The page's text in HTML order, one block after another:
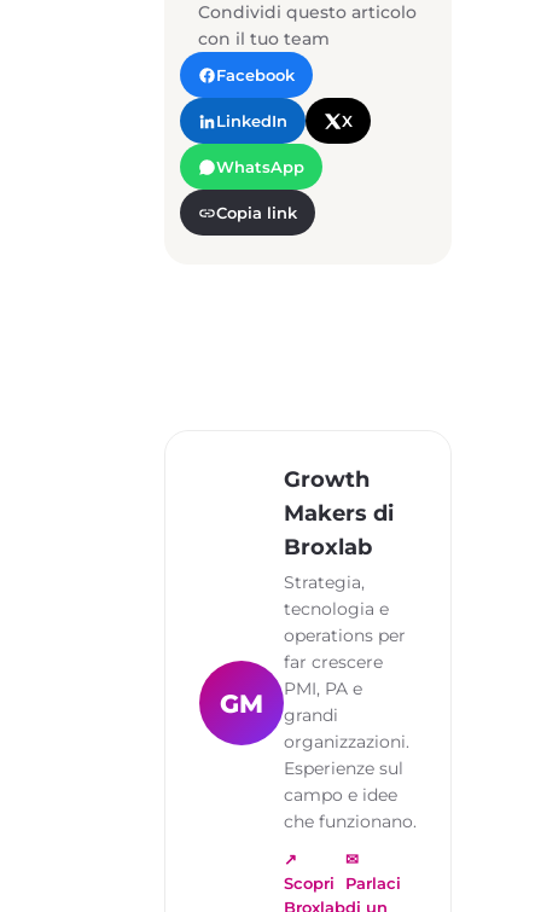
Condividi questo articolo
con il tuo team
Facebook
LinkedIn X
WhatsApp
Copia link
GM
Growth
Makers di
Broxlab
Strategia,
tecnologia e
operations per
far crescere
PMI, PA e
grandi
organizzazioni.
Esperienze sul
campo e idee
che funzionano.
↗
Scopri
Broxlab
✉
Parlaci
di un